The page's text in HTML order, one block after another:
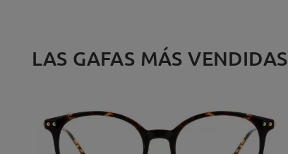
LAS GAFAS MÁS VENDIDAS